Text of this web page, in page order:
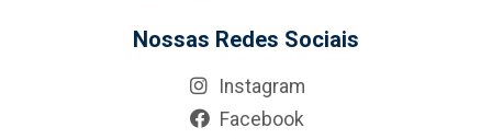
Nossas Redes Sociais
Instagram
Facebook